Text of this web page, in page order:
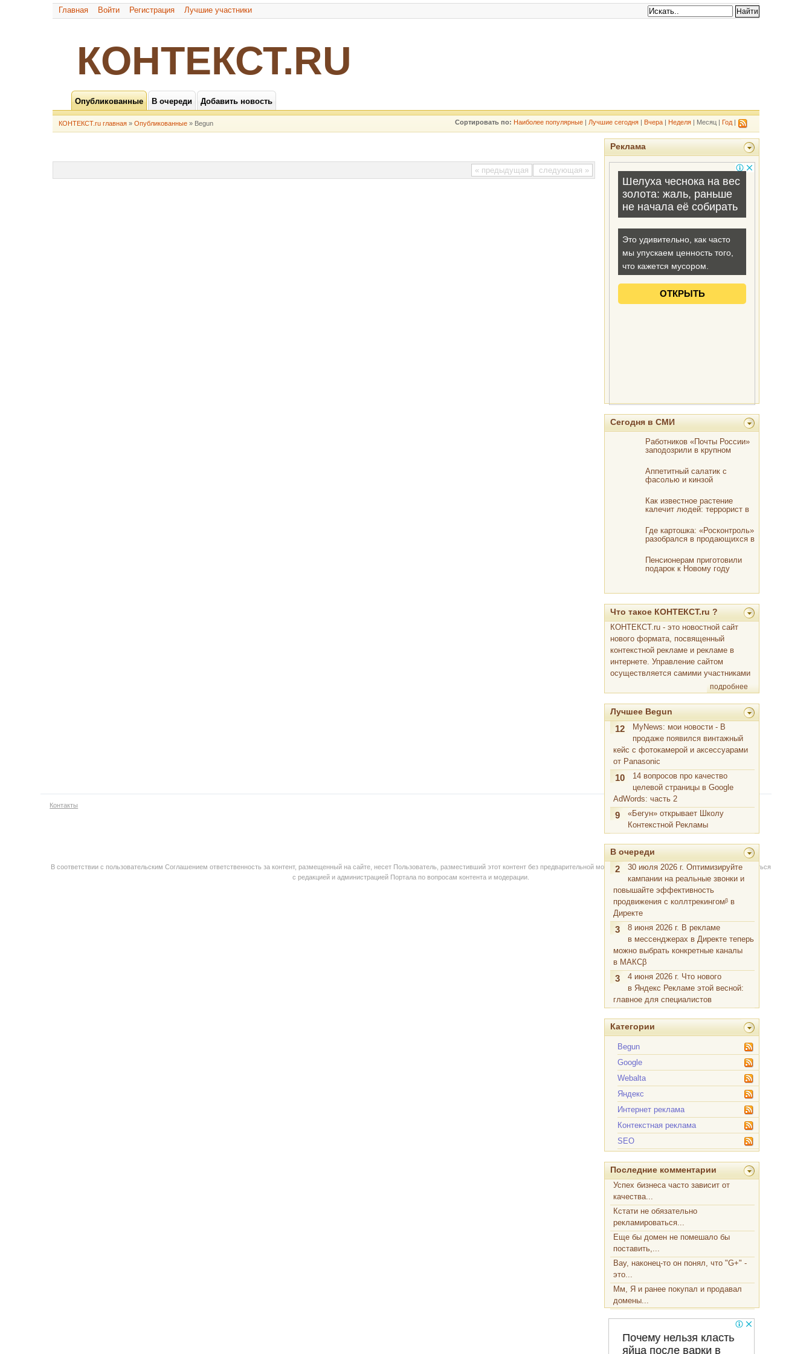
Главная Войти Регистрация Лучшие участники
КОНТЕКСТ.RU
Опубликованные В очереди Добавить новость
КОНТЕКСТ.ru главная »Опубликованные » Begun Сортировать по: Наиболее популярные| Лучшие сегодня| Вчера| Неделя| Месяц | Год|
« предыдущая следующая »
Реклама
Сегодня в СМИ
Работников «Почты России»
заподозрили в крупном
Аппетитный салатик с
фасолью и кинзой
Как известное растение
калечит людей: террорист в
Где картошка: «Росконтроль»
разобрался в продающихся в
Пенсионерам приготовили
подарок к Новому году
Что такое КОНТЕКСТ.ru ?
КОНТЕКСТ.ru - это новостной сайт
нового формата, посвященный
контекстной рекламе и рекламе в
интернете. Управление сайтом
осуществляется самими участниками
подробнее
Лучшее Begun
12
MyNews: мои новости - В
продаже появился винтажный
кейс с фотокамерой и аксессуарами
от Panasonic
10
14 вопросов про качество
целевой страницы в Google
AdWords: часть 2
9
«Бегун» открывает Школу
Контекстной Рекламы
В очереди
2
30 июля 2026 г. Оптимизируйте
кампании на реальные звонки и
повышайте эффективность
продвижения с коллтрекингомᵝ в
Директе
3
8 июня 2026 г. В рекламе
в мессенджерах в Директе теперь
можно выбрать конкретные каналы
в МАКСβ
3
4 июня 2026 г. Что нового
в Яндекс Рекламе этой весной:
главное для специалистов
Категории
Begun
Google
Webalta
Яндекс
Интернет реклама
Контекстная реклама
SEO
Последние комментарии
Успех бизнеса часто зависит от
качества...
Кстати не обязательно
рекламироваться...
Еще бы домен не помешало бы
поставить,...
Вау, наконец-то он понял, что "G+" -
это...
Мм, Я и ранее покупал и продавал
домены...
Контакты
В соответствии с пользовательским Соглашением ответственность за контент, размещенный на сайте, несет Пользователь, разместивший этот контент без предварительной модерации через форму на сайте. Вы можете связаться
с редакцией и администрацией Портала по вопросам контента и модерации.